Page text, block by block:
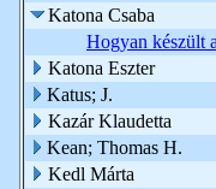
Katona Csaba
Hogyan készült
Katona Eszter
Katus; J.
Kazár Klaudetta
Kean; Thomas H.
Kedl Márta